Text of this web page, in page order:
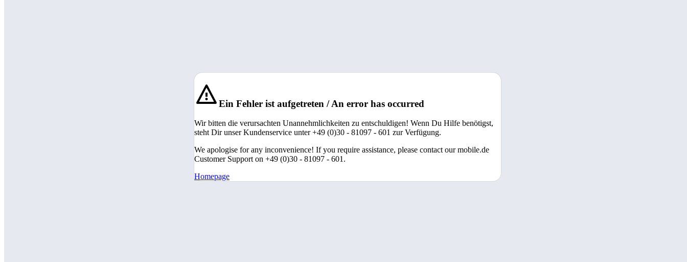
Ein Fehler ist aufgetreten / An error has occurred
Wir bitten die verursachten Unannehmlichkeiten zu entschuldigen! Wenn Du Hilfe benötigst,
steht Dir unser Kundenservice unter +49 (0)30 - 81097 - 601 zur Verfügung.
We apologise for any inconvenience! If you require assistance, please contact our mobile.de
Customer Support on +49 (0)30 - 81097 - 601.
Homepage